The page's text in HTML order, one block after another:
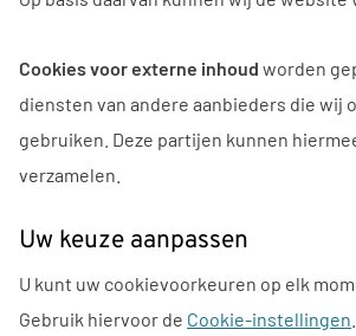
Cookies voor externe inhoud worden
diensten van andere aanbieders die wij
gebruiken. Deze partijen kunnen
verzamelen.
Uw keuze aanpassen
U kunt uw cookievoorkeuren op elk
Gebruik hiervoor de Cookie-instellingen